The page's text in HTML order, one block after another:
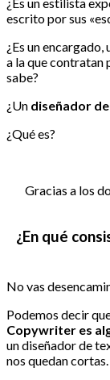
escrito por sus
¿Es un
a la que contratan
sabe?
¿Un diseñador
¿Qué es?
Gracias a los
¿En qué
No vas
Podemos decir
Copywriter es
un diseñador de
nos quedan cortas.